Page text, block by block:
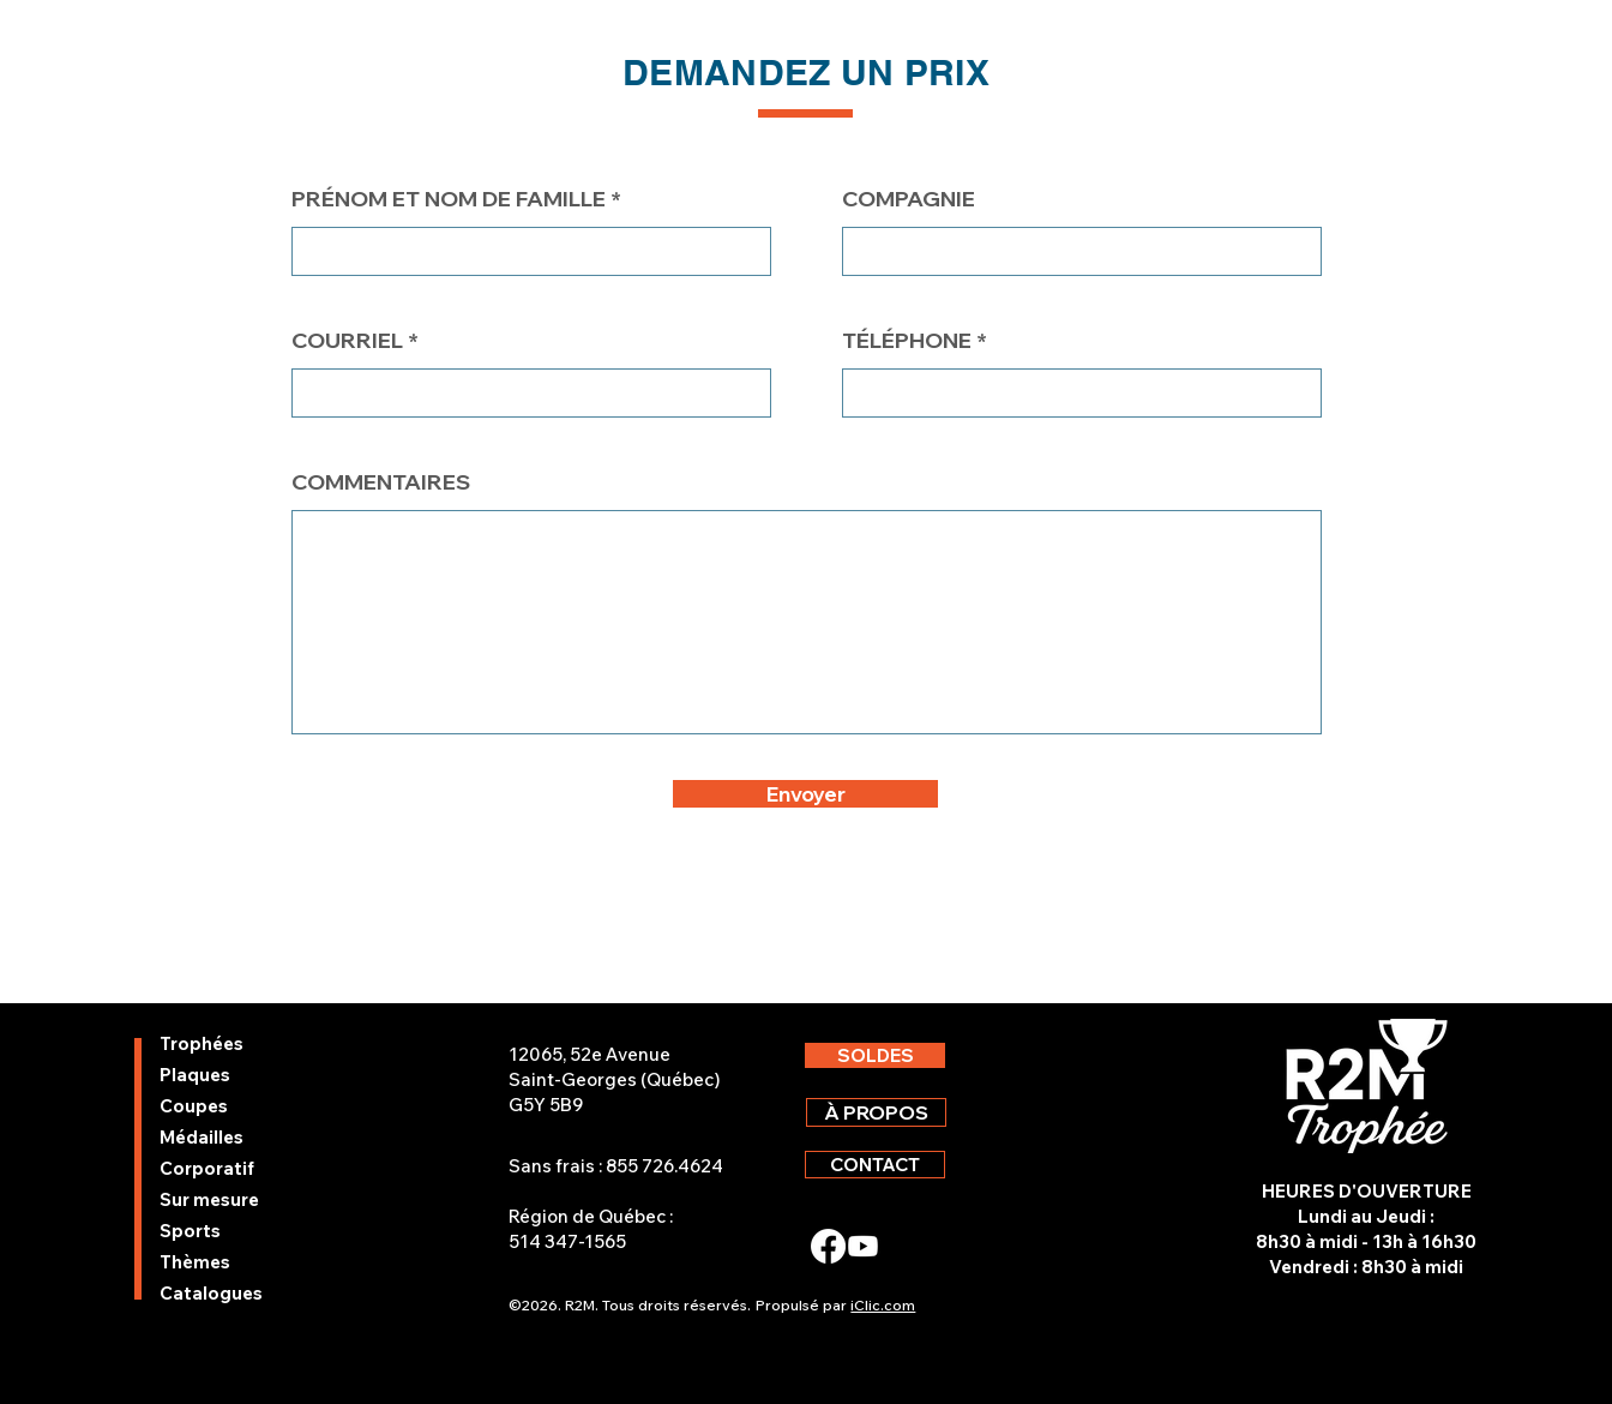
DEMANDEZ UN PRIX
PRÉNOM ET NOM DE FAMILLE
COURRIEL
COMPAGNIE
TÉLÉPHONE
COMMENTAIRES
Envoyer
Trophées
Plaques
Coupes
Médailles
Corporatif
Sur mesure
Sports
Thèmes
Catalogues
12065, 52e Avenue
Saint-Georges (Québec)
G5Y 5B9
Sans frais : 855 726.4624
Région de Québec :
514 347-1565
SOLDES
À PROPOS
CONTACT
©2026. R2M. Tous droits réservés. Propulsé pariClic.com
HEURES D'OUVERTURE
Lundi au Jeudi :
8h30 à midi - 13h à 16h30
Vendredi : 8h30 à midi